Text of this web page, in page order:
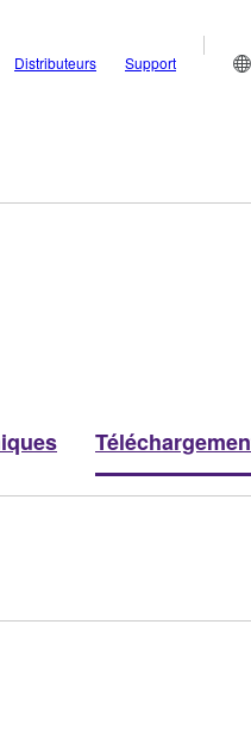
Distributeurs Support